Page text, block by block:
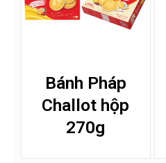
Bánh Pháp
Challot hộp
270g